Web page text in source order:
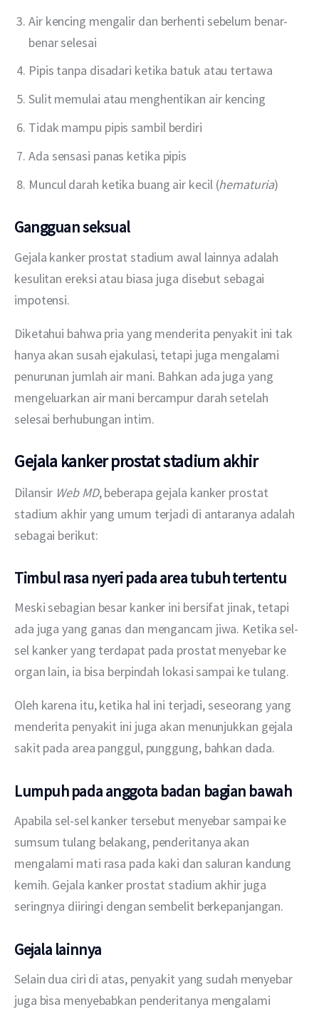
Air kencing mengalir dan berhenti sebelum benar-
benar selesai
Pipis tanpa disadari ketika batuk atau tertawa
Sulit memulai atau menghentikan air kencing
Tidak mampu pipis sambil berdiri
Ada sensasi panas ketika pipis
Muncul darah ketika buang air kecil (hematuria)
Gangguan seksual
Gejala kanker prostat stadium awal lainnya adalah
kesulitan ereksi atau biasa juga disebut sebagai
impotensi.
Diketahui bahwa pria yang menderita penyakit ini tak
hanya akan susah ejakulasi, tetapi juga mengalami
penurunan jumlah air mani. Bahkan ada juga yang
mengeluarkan air mani bercampur darah setelah
selesai berhubungan intim.
Gejala kanker prostat stadium akhir
Dilansir Web MD, beberapa gejala kanker prostat
stadium akhir yang umum terjadi di antaranya adalah
sebagai berikut:
Timbul rasa nyeri pada area tubuh tertentu
Meski sebagian besar kanker ini bersifat jinak, tetapi
ada juga yang ganas dan mengancam jiwa. Ketika sel-
sel kanker yang terdapat pada prostat menyebar ke
organ lain, ia bisa berpindah lokasi sampai ke tulang.
Oleh karena itu, ketika hal ini terjadi, seseorang yang
menderita penyakit ini juga akan menunjukkan gejala
sakit pada area panggul, punggung, bahkan dada.
Lumpuh pada anggota badan bagian bawah
Apabila sel-sel kanker tersebut menyebar sampai ke
sumsum tulang belakang, penderitanya akan
mengalami mati rasa pada kaki dan saluran kandung
kemih. Gejala kanker prostat stadium akhir juga
seringnya diiringi dengan sembelit berkepanjangan.
Gejala lainnya
Selain dua ciri di atas, penyakit yang sudah menyebar
juga bisa menyebabkan penderitanya mengalami